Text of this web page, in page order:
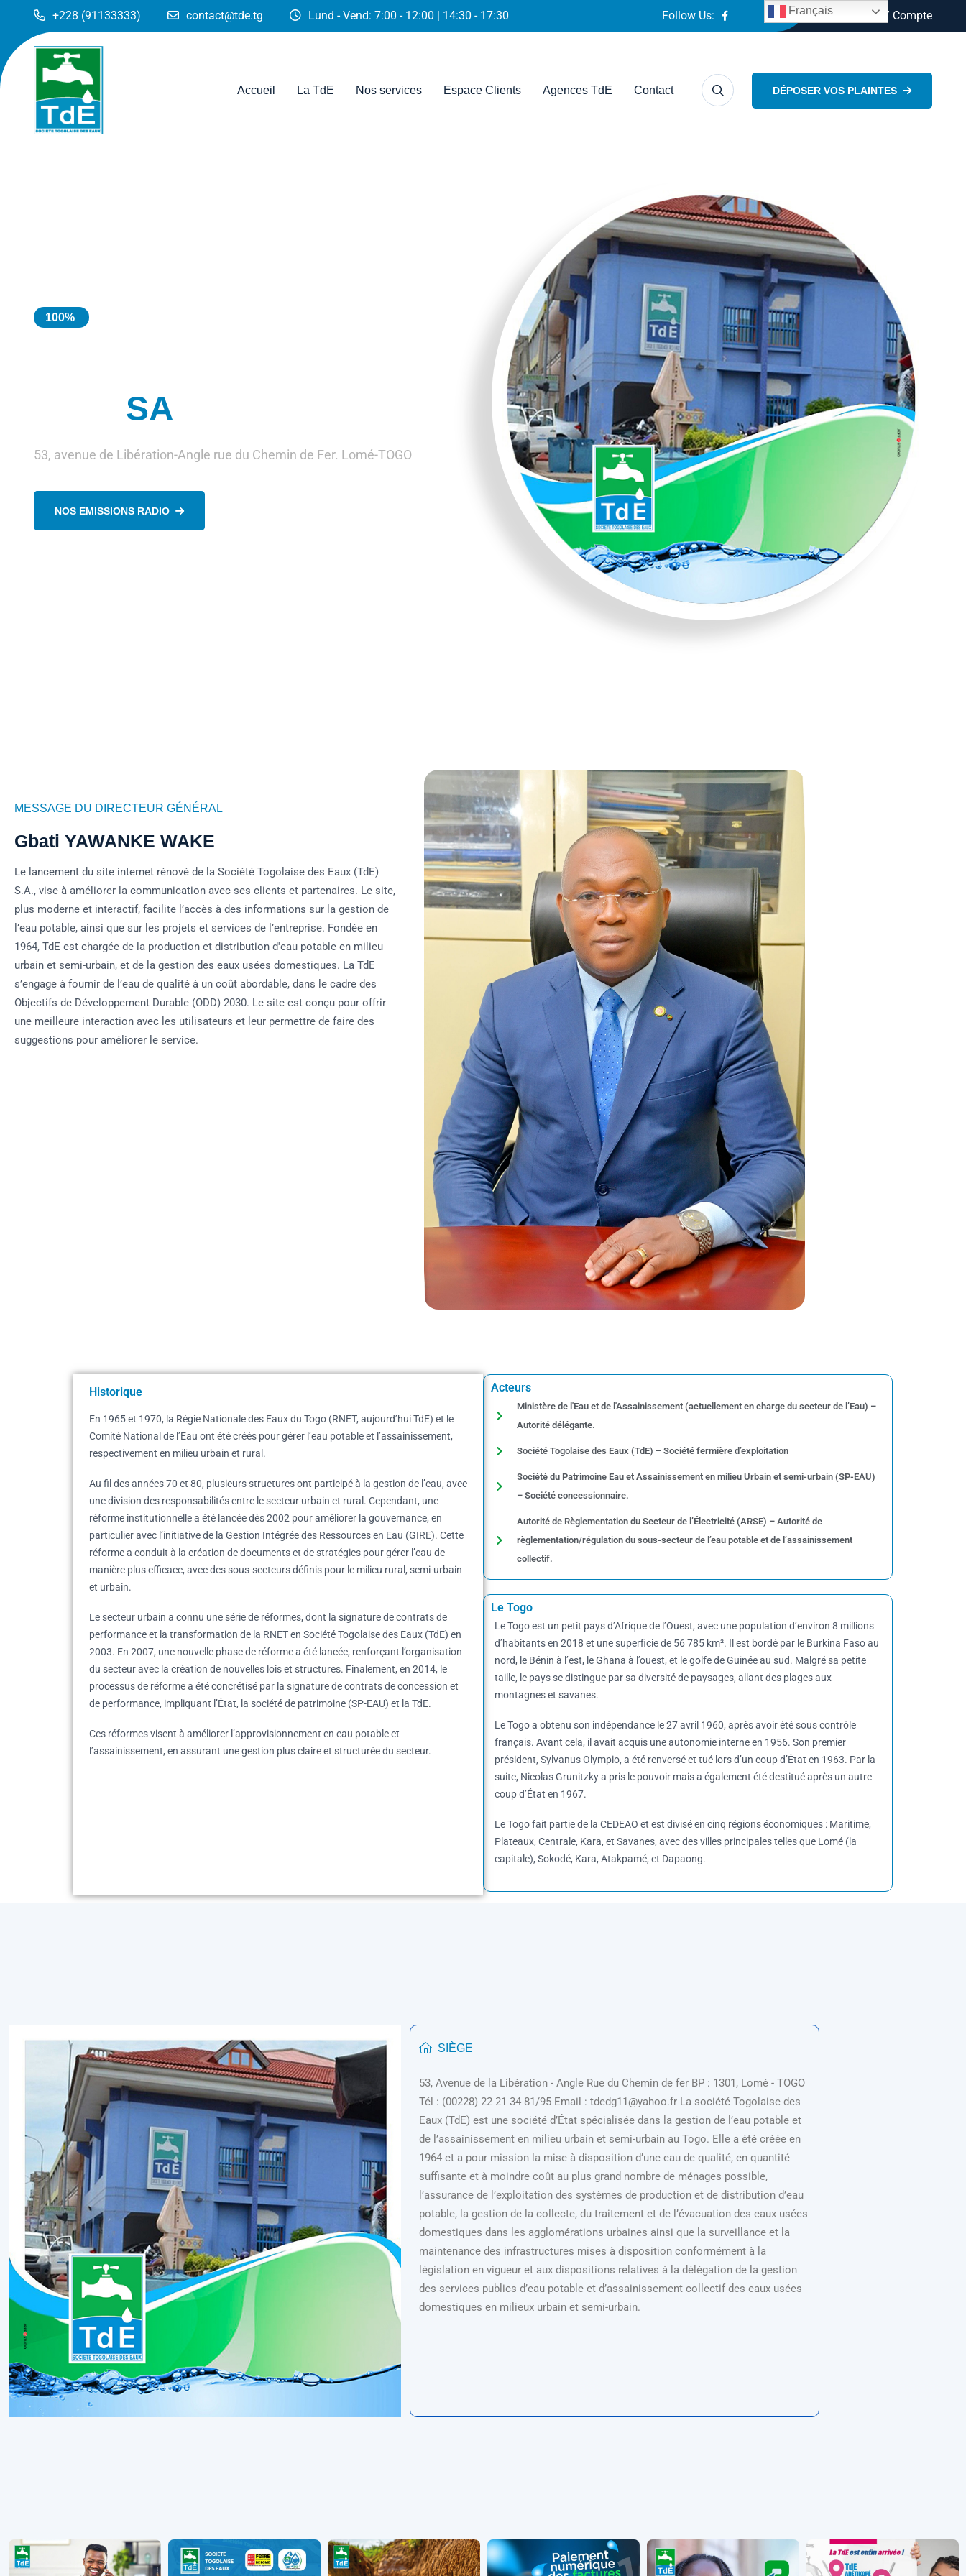
+228 (91133333) contact@tde.tg Lund - Vend: 7:00 - 12:00 | 14:30 - 17:30 Follow Us: Connexion / Compte
Accueil La TdE Nos services Espace Clients Agences TdE Contact DÉPOSER VOS PLAINTES
100%
SA
53, avenue de Libération-Angle rue du Chemin de Fer. Lomé-TOGO
NOS EMISSIONS RADIO
MESSAGE DU DIRECTEUR GÉNÉRAL
Gbati YAWANKE WAKE
Le lancement du site internet rénové de la Société Togolaise des Eaux (TdE)
S.A., vise à améliorer la communication avec ses clients et partenaires. Le site,
plus moderne et interactif, facilite l’accès à des informations sur la gestion de
l’eau potable, ainsi que sur les projets et services de l’entreprise. Fondée en
1964, TdE est chargée de la production et distribution d'eau potable en milieu
urbain et semi-urbain, et de la gestion des eaux usées domestiques. La TdE
s’engage à fournir de l’eau de qualité à un coût abordable, dans le cadre des
Objectifs de Développement Durable (ODD) 2030. Le site est conçu pour offrir
une meilleure interaction avec les utilisateurs et leur permettre de faire des
suggestions pour améliorer le service.
Historique
En 1965 et 1970, la Régie Nationale des Eaux du Togo (RNET, aujourd’hui TdE) et le
Comité National de l’Eau ont été créés pour gérer l’eau potable et l’assainissement,
respectivement en milieu urbain et rural.
Au fil des années 70 et 80, plusieurs structures ont participé à la gestion de l’eau, avec
une division des responsabilités entre le secteur urbain et rural. Cependant, une
réforme institutionnelle a été lancée dès 2002 pour améliorer la gouvernance, en
particulier avec l’initiative de la Gestion Intégrée des Ressources en Eau (GIRE). Cette
réforme a conduit à la création de documents et de stratégies pour gérer l’eau de
manière plus efficace, avec des sous-secteurs définis pour le milieu rural, semi-urbain
et urbain.
Le secteur urbain a connu une série de réformes, dont la signature de contrats de
performance et la transformation de la RNET en Société Togolaise des Eaux (TdE) en
2003. En 2007, une nouvelle phase de réforme a été lancée, renforçant l’organisation
du secteur avec la création de nouvelles lois et structures. Finalement, en 2014, le
processus de réforme a été concrétisé par la signature de contrats de concession et
de performance, impliquant l’État, la société de patrimoine (SP-EAU) et la TdE.
Ces réformes visent à améliorer l’approvisionnement en eau potable et
l’assainissement, en assurant une gestion plus claire et structurée du secteur.
Acteurs
Ministère de l'Eau et de l'Assainissement (actuellement en charge du secteur de l’Eau) –
Autorité délégante.
Société Togolaise des Eaux (TdE) – Société fermière d’exploitation
Société du Patrimoine Eau et Assainissement en milieu Urbain et semi-urbain (SP-EAU)
– Société concessionnaire.
Autorité de Règlementation du Secteur de l’Électricité (ARSE) – Autorité de
règlementation/régulation du sous-secteur de l’eau potable et de l’assainissement
collectif.
Le Togo
Le Togo est un petit pays d’Afrique de l’Ouest, avec une population d’environ 8 millions
d’habitants en 2018 et une superficie de 56 785 km². Il est bordé par le Burkina Faso au
nord, le Bénin à l’est, le Ghana à l’ouest, et le golfe de Guinée au sud. Malgré sa petite
taille, le pays se distingue par sa diversité de paysages, allant des plages aux
montagnes et savanes.
Le Togo a obtenu son indépendance le 27 avril 1960, après avoir été sous contrôle
français. Avant cela, il avait acquis une autonomie interne en 1956. Son premier
président, Sylvanus Olympio, a été renversé et tué lors d’un coup d’État en 1963. Par la
suite, Nicolas Grunitzky a pris le pouvoir mais a également été destitué après un autre
coup d’État en 1967.
Le Togo fait partie de la CEDEAO et est divisé en cinq régions économiques : Maritime,
Plateaux, Centrale, Kara, et Savanes, avec des villes principales telles que Lomé (la
capitale), Sokodé, Kara, Atakpamé, et Dapaong.
SIÈGE
53, Avenue de la Libération - Angle Rue du Chemin de fer BP : 1301, Lomé - TOGO
Tél : (00228) 22 21 34 81/95 Email : tdedg11@yahoo.fr La société Togolaise des
Eaux (TdE) est une société d’État spécialisée dans la gestion de l’eau potable et
de l’assainissement en milieu urbain et semi-urbain au Togo. Elle a été créée en
1964 et a pour mission la mise à disposition d’une eau de qualité, en quantité
suffisante et à moindre coût au plus grand nombre de ménages possible,
l’assurance de l’exploitation des systèmes de production et de distribution d’eau
potable, la gestion de la collecte, du traitement et de l’évacuation des eaux usées
domestiques dans les agglomérations urbaines ainsi que la surveillance et la
maintenance des infrastructures mises à disposition conformément à la
législation en vigueur et aux dispositions relatives à la délégation de la gestion
des services publics d’eau potable et d’assainissement collectif des eaux usées
domestiques en milieux urbain et semi-urbain.
Français